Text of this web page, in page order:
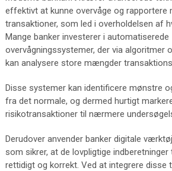
effektivt at kunne overvåge og rapportere
transaktioner, som led i overholdelsen af
Mange banker investerer i automatiserede
overvågningssystemer, der via algoritmer
kan analysere store mængder
Disse systemer kan identificere mønstre
fra det normale, og dermed hurtigt
risikotransaktioner til nærmere
Derudover anvender banker digitale
som sikrer, at de lovpligtige
rettidigt og korrekt. Ved at integrere disse